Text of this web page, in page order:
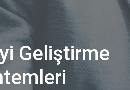
Geliştirme